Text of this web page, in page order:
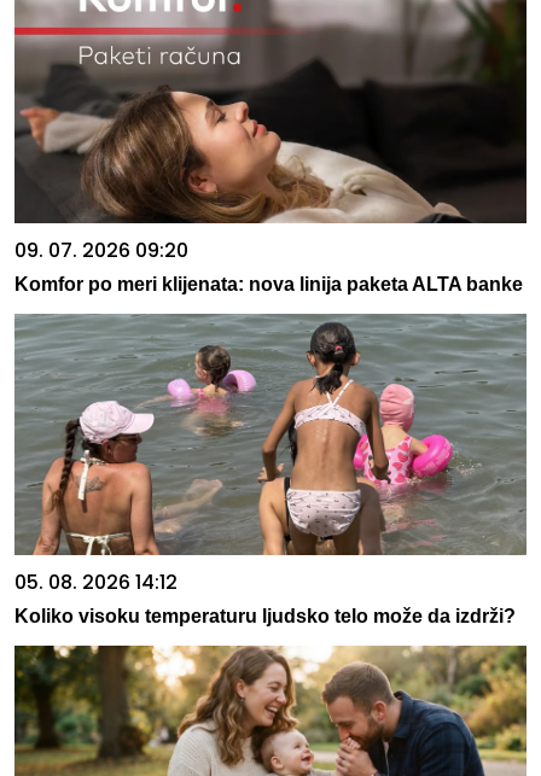
09. 07. 2026 09:20
Komfor po meri klijenata: nova linija paketa ALTA banke
05. 08. 2026 14:12
Koliko visoku temperaturu ljudsko telo može da izdrži?